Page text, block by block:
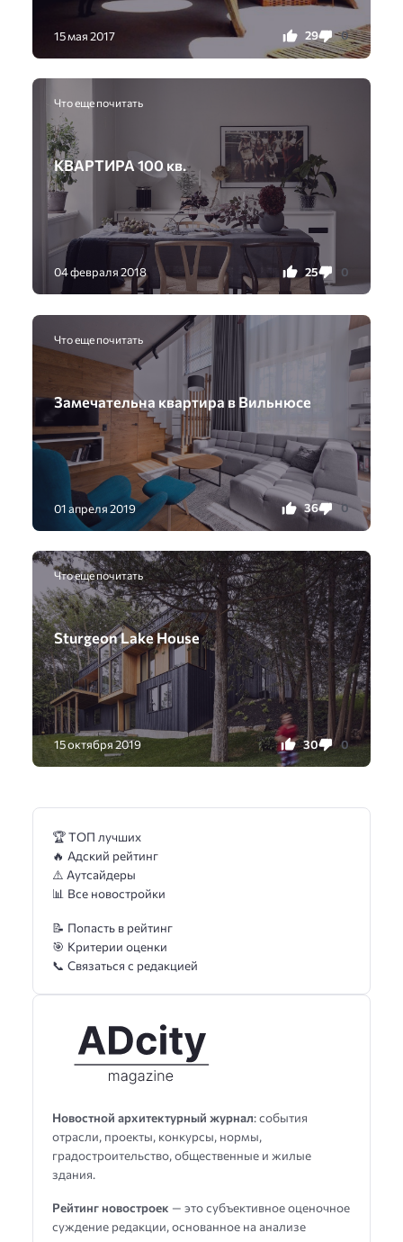
15 мая 2017 29 0
Что еще почитать
КВАРТИРА 100 кв.
04 февраля 2018 25 0
Что еще почитать
Замечательна квартира в Вильнюсе
01 апреля 2019 36 0
Что еще почитать
Sturgeon Lake House
15 октября 2019 30 0
Новостной архитектурный журнал: события
отрасли, проекты, конкурсы, нормы,
градостроительство, общественные и жилые
здания.
Рейтинг новостроек — это субъективное оценочное
суждение редакции, основанное на анализе
🏆 ТОП лучших
🔥 Адский рейтинг
⚠️ Аутсайдеры
📊 Все новостройки
📝 Попасть в рейтинг
🎯 Критерии оценки
📞 Связаться с редакцией